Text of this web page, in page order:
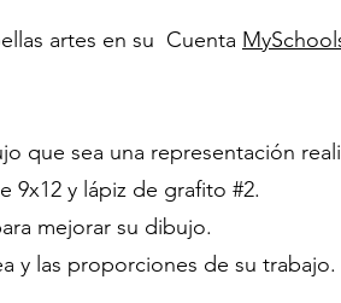
artes en su Cuenta
que sea una representación
9x12 y lápiz de grafito #2.
mejorar su dibujo.
y las proporciones de su trabajo.